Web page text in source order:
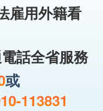
雇用外籍看
話全省服務
或
113831